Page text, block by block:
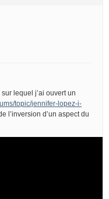
lequel j’ai ouvert un
topic/jennifer-lopez-i-
l’inversion d’un aspect du